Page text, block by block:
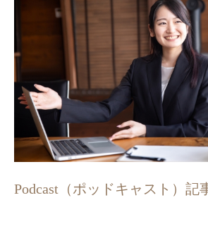
Podcast（ポッドキャスト）記